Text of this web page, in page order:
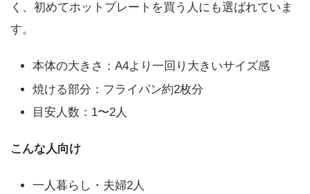
く、初めてホットプレートを買う人にも選ばれていま
す。
本体の大きさ：A4より一回り大きいサイズ感
焼ける部分：フライパン約2枚分
目安人数：1〜2人
こんな人向け
一人暮らし・夫婦2人